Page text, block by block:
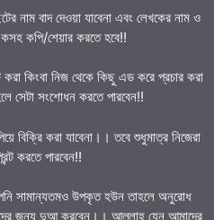
নাম বাদ দেওয়া যাবেনা এবং লেখকের নাম ও
কপি/শেয়ার করতে হবে!!
কিংবা নিজ থেকে কিছু এড করে প্রচার করা
সেটা সংশোধন করতে পারবেন!!
বিক্রি করা যাবেনা।। তবে শুধুমাত্র নিজেরা
করতে পারবেন!!
সামান্যতমও উপকৃত হউন তাহলে অনুরোধ
জন্য দুআ করবেন।। আল্লাহ যেন আমাদের